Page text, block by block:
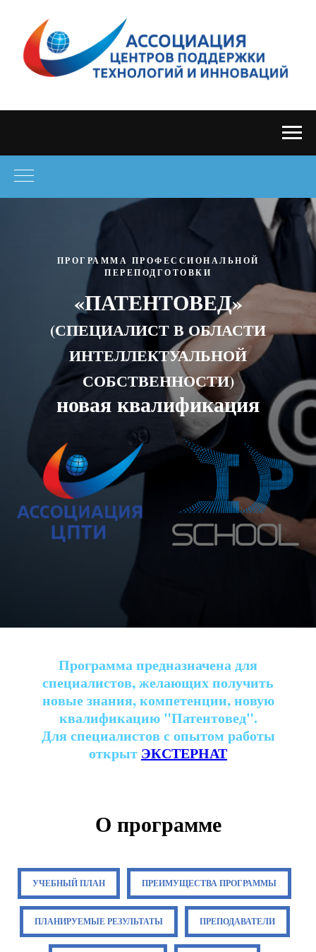
ПРОГРАММА ПРОФЕССИОНАЛЬНОЙ
ПЕРЕПОДГОТОВКИ
«ПАТЕНТОВЕД»
(СПЕЦИАЛИСТ В ОБЛАСТИ
ИНТЕЛЛЕКТУАЛЬНОЙ
СОБСТВЕННОСТИ)
новая квалификация
Программа предназначена для
специалистов, желающих получить
новые знания, компетенции, новую
квалификацию "Патентовед".
Для специалистов с опытом работы
открыт ЭКСТЕРНАТ
О программе
УЧЕБНЫЙ ПЛАН ПРЕИМУЩЕСТВА ПРОГРАММЫ
ПЛАНИРУЕМЫЕ РЕЗУЛЬТАТЫ ПРЕПОДАВАТЕЛИ